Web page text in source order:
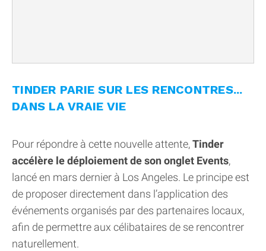
TINDER PARIE SUR LES RENCONTRES...
DANS LA VRAIE VIE
Pour répondre à cette nouvelle attente,Tinder
accélère le déploiement de son onglet Events,
lancé en mars dernier à Los Angeles. Le principe est
de proposer directement dans l’application des
événements organisés par des partenaires locaux,
afin de permettre aux célibataires de se rencontrer
naturellement.